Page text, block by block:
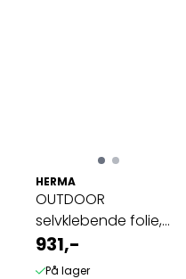
HERMA
OUTDOOR
selvklebende folie,
40 ark 99.1x42.3 hvit ...
931,-
På lager